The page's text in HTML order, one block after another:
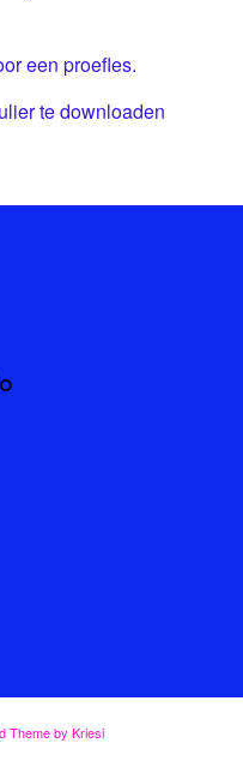
een proefles.
te downloaden
Theme by Kriesi